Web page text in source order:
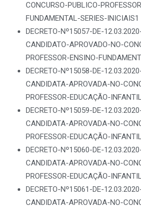
CONCURSO-PUBLICO-
FUNDAMENTAL-SERIES-INICIAIS1
DECRETO-Nº15057-DE-
CANDIDATO-APROVADO-NO-
PROFESSOR-ENSINO-
DECRETO-Nº15058-DE-
CANDIDATA-APROVADA-NO-
PROFESSOR-EDUCAÇÃO-
DECRETO-Nº15059-DE-
CANDIDATA-APROVADA-NO-
PROFESSOR-EDUCAÇÃO-
DECRETO-Nº15060-DE-
CANDIDATA-APROVADA-NO-
PROFESSOR-EDUCAÇÃO-
DECRETO-Nº15061-DE-
CANDIDATA-APROVADA-NO-